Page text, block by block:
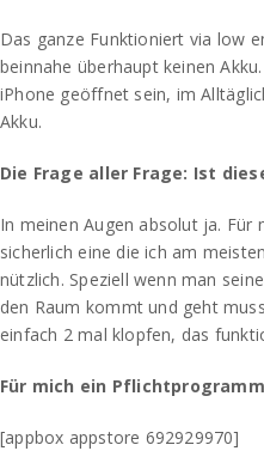
Das ganze Funktioniert via low
beinnahe überhaupt keinen
iPhone geöffnet sein, im
Akku.
Die Frage aller Frage: Ist
In meinen Augen absolut ja.
sicherlich eine die ich am
nützlich. Speziell wenn man
den Raum kommt und geht
einfach 2 mal klopfen, das
Für mich ein
[appbox appstore 692929970]